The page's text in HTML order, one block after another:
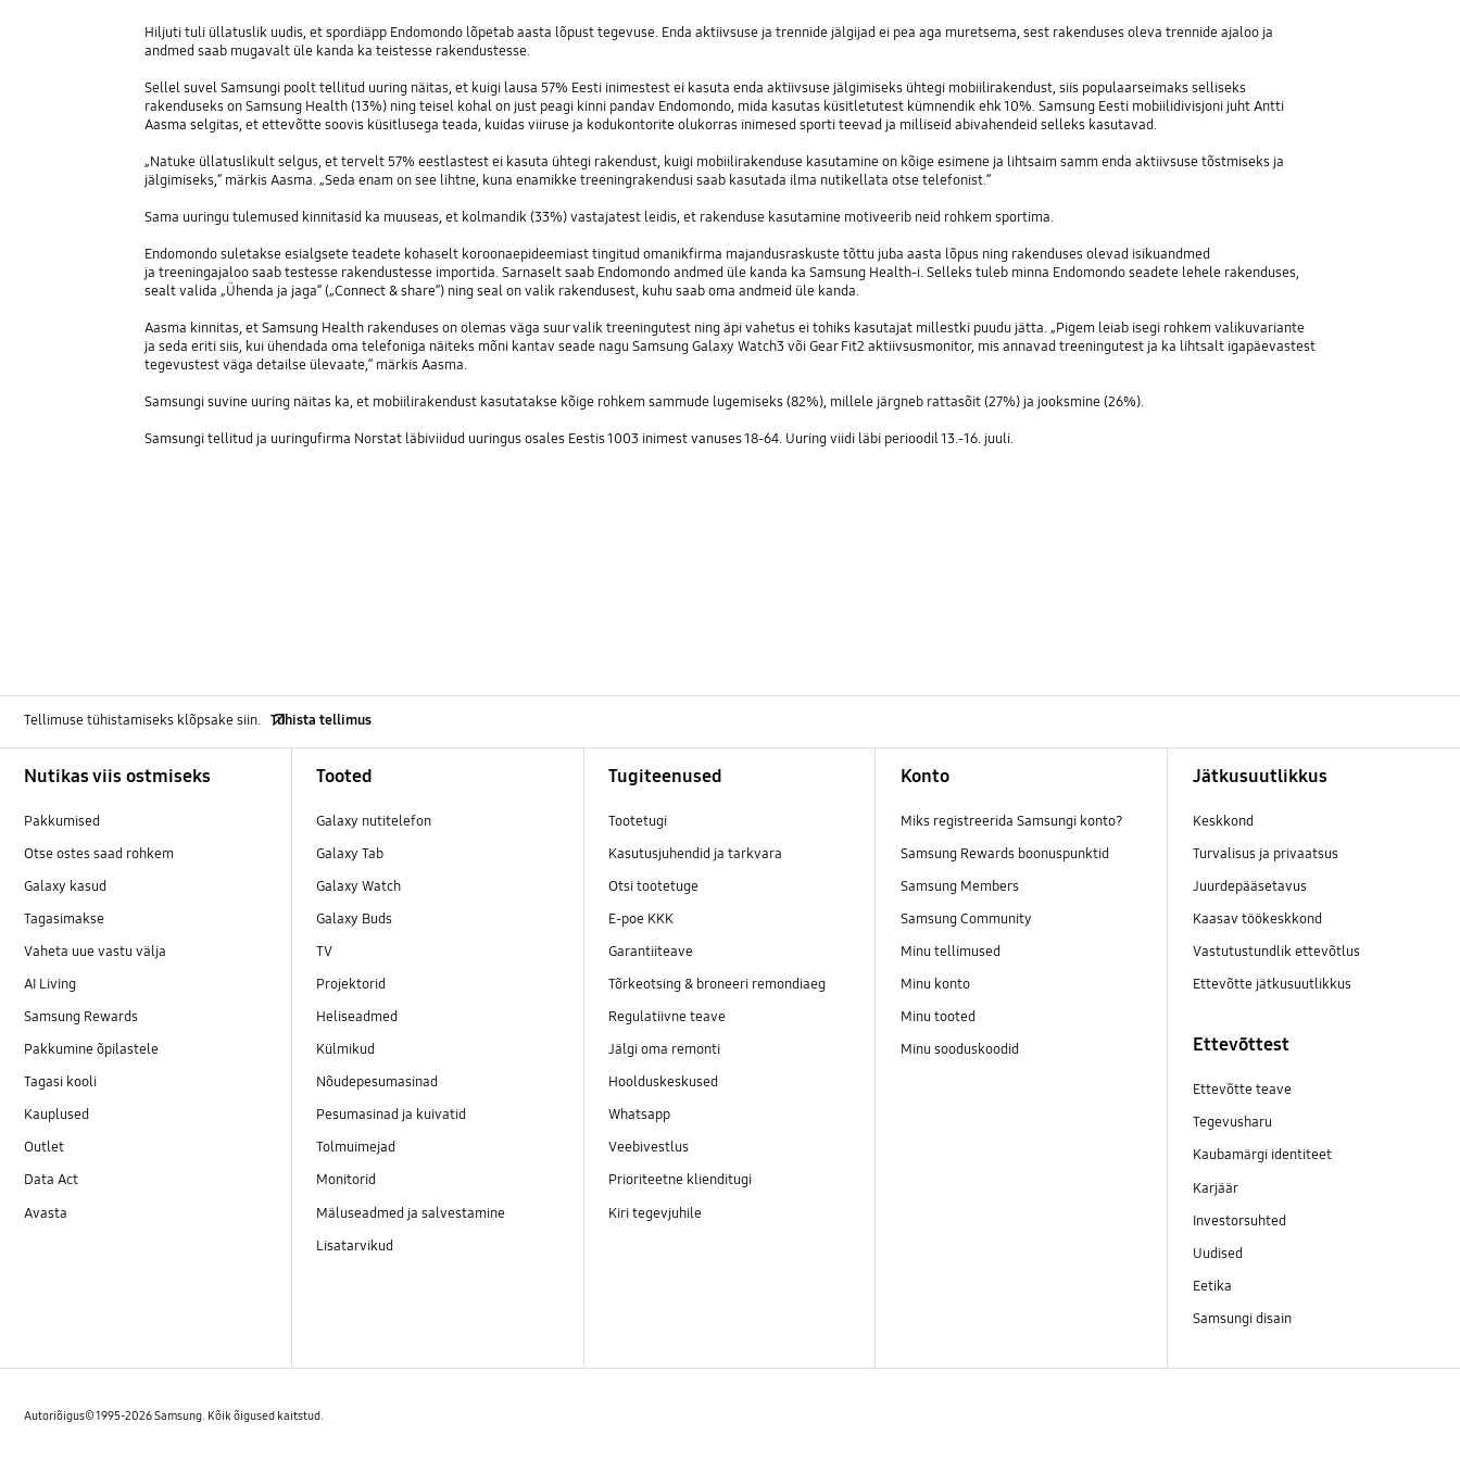
Hiljuti tuli üllatuslik uudis, et spordiäpp Endomondo lõpetab aasta lõpust tegevuse. Enda aktiivsuse ja trennide jälgijad ei pea aga muretsema, sest rakenduses oleva trennide ajaloo ja
andmed saab mugavalt üle kanda ka teistesse rakendustesse.
Sellel suvel Samsungi poolt tellitud uuring näitas, et kuigi lausa 57% Eesti inimestest ei kasuta enda aktiivsuse jälgimiseks ühtegi mobiilirakendust, siis populaarseimaks selliseks
rakenduseks on Samsung Health (13%) ning teisel kohal on just peagi kinni pandav Endomondo, mida kasutas küsitletutest kümnendik ehk 10%. Samsung Eesti mobiilidivisjoni juht Antti
Aasma selgitas, et ettevõtte soovis küsitlusega teada, kuidas viiruse ja kodukontorite olukorras inimesed sporti teevad ja milliseid abivahendeid selleks kasutavad.
„Natuke üllatuslikult selgus, et tervelt 57% eestlastest ei kasuta ühtegi rakendust, kuigi mobiilirakenduse kasutamine on kõige esimene ja lihtsaim samm enda aktiivsuse tõstmiseks ja
jälgimiseks,“ märkis Aasma. „Seda enam on see lihtne, kuna enamikke treeningrakendusi saab kasutada ilma nutikellata otse telefonist.“
Sama uuringu tulemused kinnitasid ka muuseas, et kolmandik (33%) vastajatest leidis, et rakenduse kasutamine motiveerib neid rohkem sportima.
Endomondo suletakse esialgsete teadete kohaselt koroonaepideemiast tingitud omanikfirma majandusraskuste tõttu juba aasta lõpus ning rakenduses olevad isikuandmed
ja treeningajaloo saab testesse rakendustesse importida. Sarnaselt saab Endomondo andmed üle kanda ka Samsung Health-i. Selleks tuleb minna Endomondo seadete lehele rakenduses,
sealt valida „Ühenda ja jaga“ („Connect & share“) ning seal on valik rakendusest, kuhu saab oma andmeid üle kanda.
Aasma kinnitas, et Samsung Health rakenduses on olemas väga suur valik treeningutest ning äpi vahetus ei tohiks kasutajat millestki puudu jätta. „Pigem leiab isegi rohkem valikuvariante
ja seda eriti siis, kui ühendada oma telefoniga näiteks mõni kantav seade nagu Samsung Galaxy Watch3 või Gear Fit2 aktiivsusmonitor, mis annavad treeningutest ja ka lihtsalt igapäevastest
tegevustest väga detailse ülevaate,“ märkis Aasma.
Samsungi suvine uuring näitas ka, et mobiilirakendust kasutatakse kõige rohkem sammude lugemiseks (82%), millele järgneb rattasõit (27%) ja jooksmine (26%).
Samsungi tellitud ja uuringufirma Norstat läbiviidud uuringus osales Eestis 1003 inimest vanuses 18-64. Uuring viidi läbi perioodil 13.-16. juuli.
Tellimuse tühistamiseks klõpsake siin. Tühista tellimus
Nutikas viis ostmiseks
Pakkumised
Otse ostes saad rohkem
Galaxy kasud
Tagasimakse
Vaheta uue vastu välja
AI Living
Samsung Rewards
Pakkumine õpilastele
Tagasi kooli
Kauplused
Outlet
Data Act
Avasta
Tooted
Galaxy nutitelefon
Galaxy Tab
Galaxy Watch
Galaxy Buds
TV
Projektorid
Heliseadmed
Külmikud
Nõudepesumasinad
Pesumasinad ja kuivatid
Tolmuimejad
Monitorid
Mäluseadmed ja salvestamine
Lisatarvikud
Tugiteenused
Tootetugi
Kasutusjuhendid ja tarkvara
Otsi tootetuge
E-poe KKK
Garantiiteave
Tõrkeotsing & broneeri remondiaeg
Regulatiivne teave
Jälgi oma remonti
Hoolduskeskused
Whatsapp
Veebivestlus
Prioriteetne klienditugi
Kiri tegevjuhile
Konto
Miks registreerida Samsungi konto?
Samsung Rewards boonuspunktid
Samsung Members
Samsung Community
Minu tellimused
Minu konto
Minu tooted
Minu sooduskoodid
Jätkusuutlikkus
Keskkond
Turvalisus ja privaatsus
Juurdepääsetavus
Kaasav töökeskkond
Vastutustundlik ettevõtlus
Ettevõtte jätkusuutlikkus
Ettevõttest
Ettevõtte teave
Tegevusharu
Kaubamärgi identiteet
Karjäär
Investorsuhted
Uudised
Eetika
Samsungi disain
Autoriõigus© 1995-2026 Samsung. Kõik õigused kaitstud.